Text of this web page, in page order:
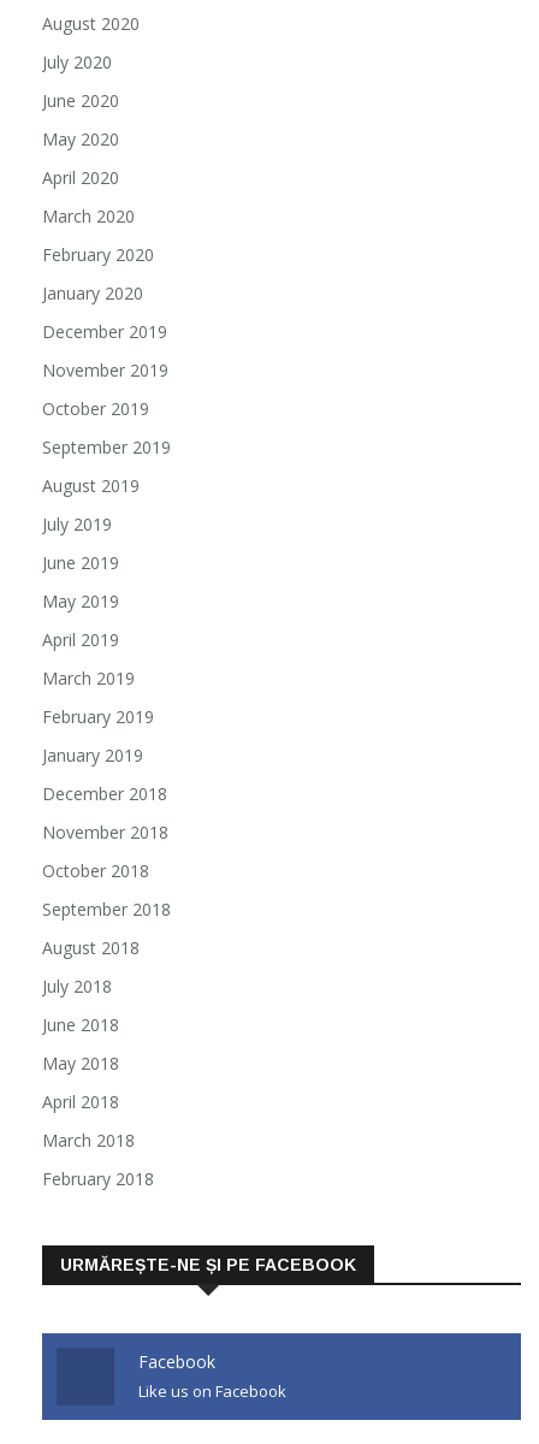
August 2020
July 2020
June 2020
May 2020
April 2020
March 2020
February 2020
January 2020
December 2019
November 2019
October 2019
September 2019
August 2019
July 2019
June 2019
May 2019
April 2019
March 2019
February 2019
January 2019
December 2018
November 2018
October 2018
September 2018
August 2018
July 2018
June 2018
May 2018
April 2018
March 2018
February 2018
URMĂREȘTE-NE ȘI PE FACEBOOK
Facebook
Like us on Facebook